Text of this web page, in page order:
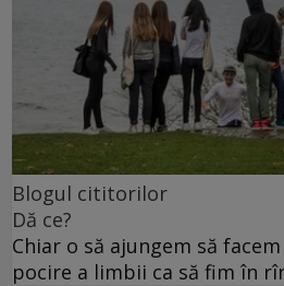
Blogul cititorilor
Dă ce?
Chiar o să ajungem să
pocire a limbii ca să fim în